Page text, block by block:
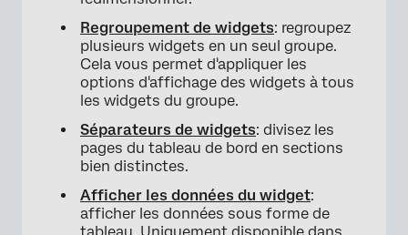
Regroupement de widgets: regroupez
plusieurs widgets en un seul groupe.
Cela vous permet d'appliquer les
options d'affichage des widgets à tous
les widgets du groupe.
Séparateurs de widgets: divisez les
pages du tableau de bord en sections
bien distinctes.
Afficher les données du widget:
afficher les données sous forme de
tableau. Uniquement disponible dans